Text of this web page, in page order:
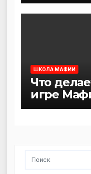
ШКОЛА МАФИИ
Что
игре
заменить